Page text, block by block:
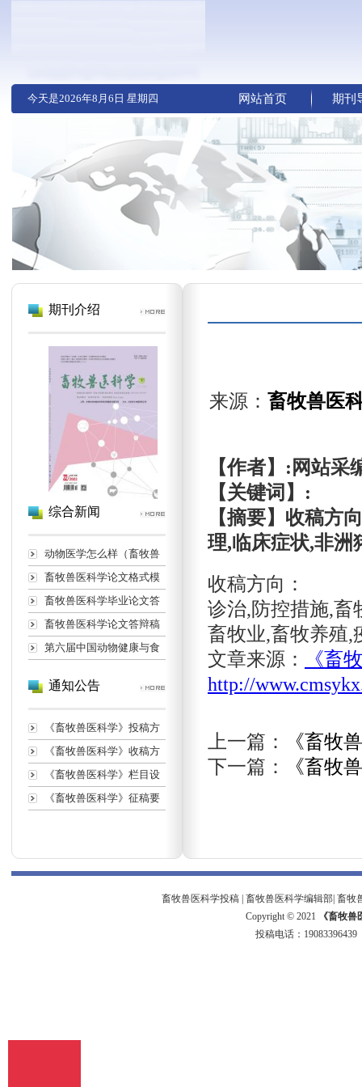
今天是2026年8月6日 星期四 网站首页 期刊
期刊介绍
综合新闻
动物医学怎么样（畜牧兽
畜牧兽医科学论文格式模
畜牧兽医科学毕业论文答
畜牧兽医科学论文答辩稿
第六届中国动物健康与食
通知公告
《畜牧兽医科学》投稿方
《畜牧兽医科学》收稿方
《畜牧兽医科学》栏目设
《畜牧兽医科学》征稿要
来源： 畜牧兽医
【作者】:网站采
【关键词】:
【摘要】收稿方
理,临床症状,非洲
收稿方向：
诊治,防控措施,畜
畜牧业,畜牧养殖,
文章来源：
《畜
http://
上一篇：
《畜牧
下一篇：
《畜牧
畜牧兽医科学投稿| 畜牧兽医科学编辑部| 畜牧
Copyright © 2021
《畜牧
投稿电话：